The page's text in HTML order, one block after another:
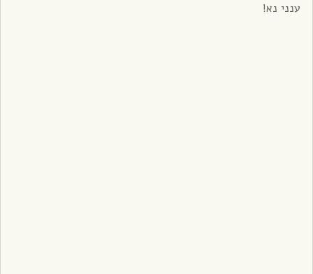
ענני נא!